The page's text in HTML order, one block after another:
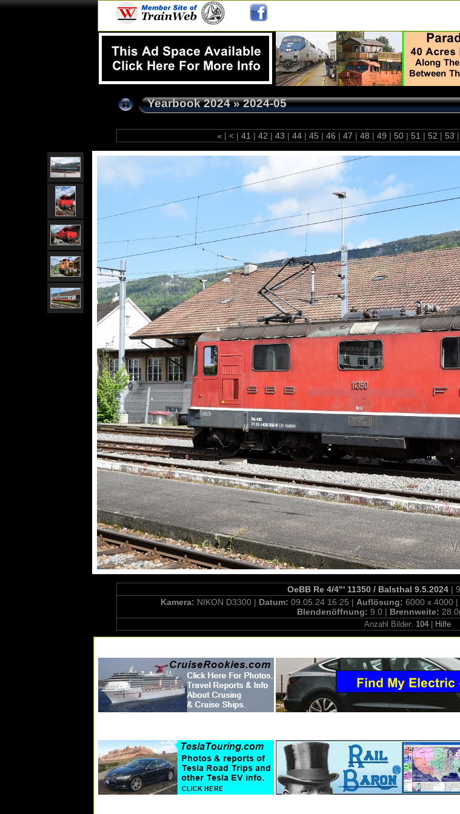
Yearbook 2024»2024-05
« | < | 41 | 42 | 43 | 44 | 45 | 46 | 47 | 48 | 49 | 50 | 51 | 52 | 53 |
OeBB Re 4/4"' 11350 / Balsthal 9.5.2024 |
Kamera: NIKON D3300 | Datum: 09.05.24 16:25 | Auflösung: 6000 x 4000 |
Blendenöffnung: 9.0 | Brennweite:
Anzahl Bilder: 104| Hilfe